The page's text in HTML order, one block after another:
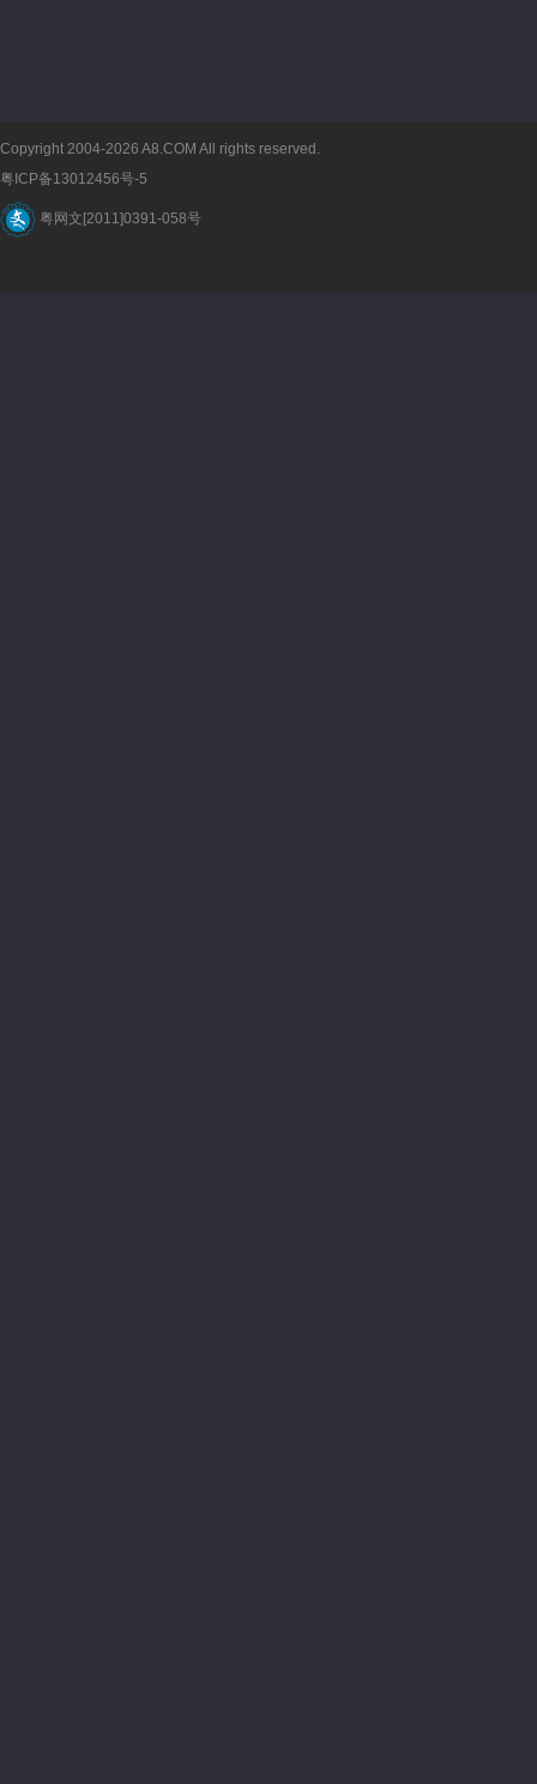
Copyright 2004-2026 A8.COM All rights reserved.
粤ICP备13012456号-5
粤网文[2011]0391-058号